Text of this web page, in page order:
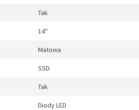
Tak
14''
Matowa
SSD
Tak
Diody LED